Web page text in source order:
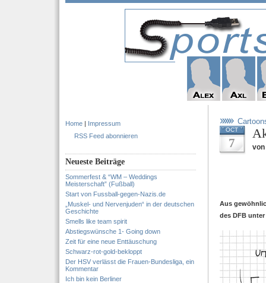
Home | Impressum
RSS Feed abonnieren
Neueste Beiträge
Sommerfest & “WM – Weddings
Meisterschaft” (Fußball)
Start von Fussball-gegen-Nazis.de
„Muskel- und Nervenjuden“ in der deutschen
Geschichte
Smells like team spirit
Abstiegswünsche 1- Going down
Zeit für eine neue Enttäuschung
Schwarz-rot-gold-bekloppt
Der HSV verlässt die Frauen-Bundesliga, ein
Kommentar
Ich bin kein Berliner
OCT
7 von
Aus
des DFB